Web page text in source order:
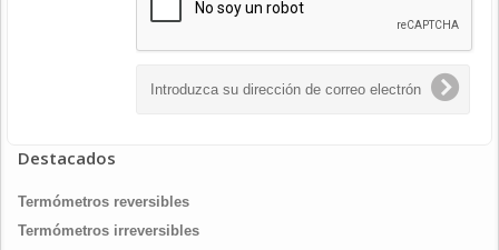
Destacados
Termómetros reversibles
Termómetros irreversibles